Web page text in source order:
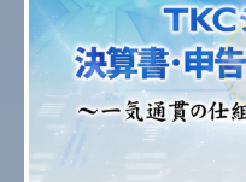
毎月、貴社を訪問します
部門別業績管理の導入
書面添付制度のご紹介